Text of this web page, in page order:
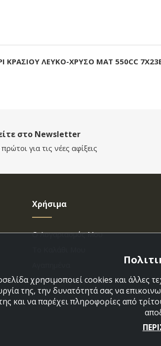
ΚΡΑΣΙΟΥ ΛΕΥΚΟ-ΧΡΥΣΟ ΜΑΤ 550CC
στο Newsletter
για τις νέες αφίξεις
Χρήσιμα
Ο Λογαριασμός Μου
Εξέλιξη Παραγγελίας
χρησιμοποιεί cookies και άλλες
της, την δυνατότητά σας να
και να παρέχει πληροφορίες από